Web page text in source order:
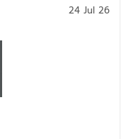
24 Jul 26